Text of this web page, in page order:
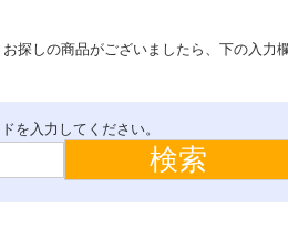
名入れ応援
メッセージTシャツ
ループ付スカ
バンダナ
探しの商品がございましたら、下の入力
を入力してください。